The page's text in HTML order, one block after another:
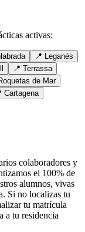
activas:
📍 Leganés
📍 Terrassa
de Mar
Cartagena
colaboradores y
el 100% de
alumnos, vivas
Si no localizas tu
tu matrícula
a tu residencia